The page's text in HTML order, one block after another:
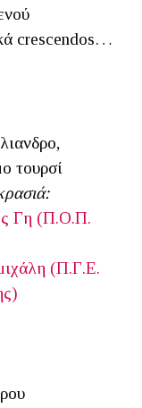
crescendos…
τουρσί
Γη (Π.Ο.Π.
(Π.Γ.Ε.